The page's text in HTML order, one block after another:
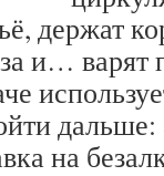
держат
и… варят
дальше:
на